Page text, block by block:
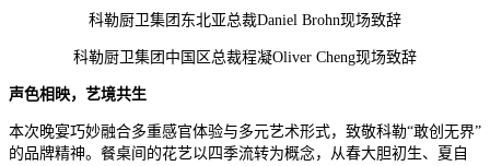
科勒厨卫集团东北亚总裁Daniel Brohn现场致辞
科勒厨卫集团中国区总裁程凝Oliver Cheng现场致辞
声色相映，艺境共生
本次晚宴巧妙融合多重感官体验与多元艺术形式，致敬科勒“敢创无界”
的品牌精神。餐桌间的花艺以四季流转为概念，从春大胆初生、夏自